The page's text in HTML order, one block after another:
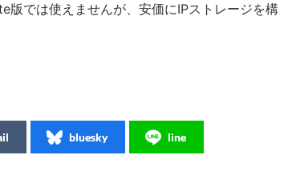
版では使えませんが、安価にIPストレージを構
bluesky line